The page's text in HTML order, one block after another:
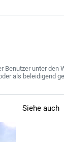
unter
als beleidigend
Siehe auch